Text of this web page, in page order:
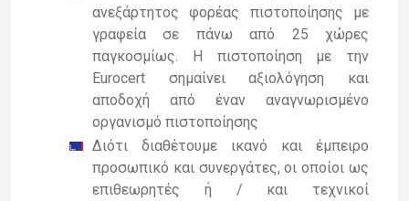
ανεξάρτητος φορέας πιστοποίησης με
γραφεία σε πάνω από 25 χώρες
παγκοσμίως. Η πιστοποίηση με την
Eurocert σημαίνει αξιολόγηση και
αποδοχή από έναν αναγνωρισμένο
οργανισμό πιστοποίησης
Διότι διαθέτουμε ικανό και έμπειρο
προσωπικό και συνεργάτες, οι οποίοι ως
επιθεωρητές ή / και τεχνικοί